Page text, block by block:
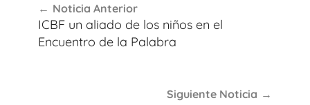
de
entradas
Noticia Anterior
ICBF un aliado de los niños en el
Encuentro de la Palabra
Siguiente Noticia